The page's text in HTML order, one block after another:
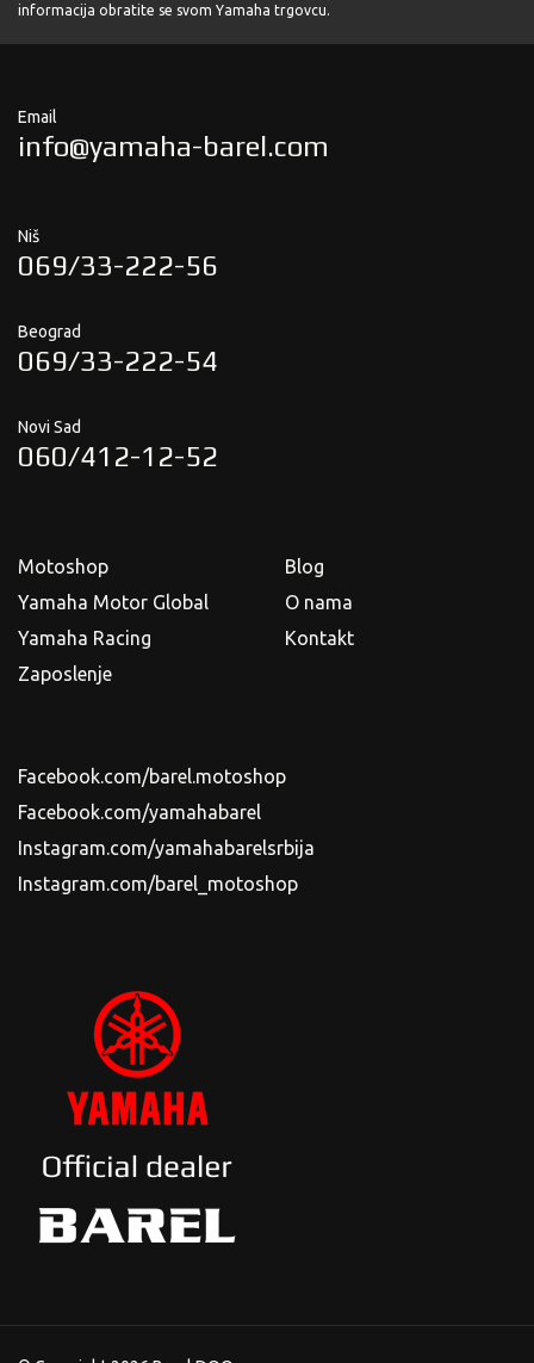
informacija obratite se svom Yamaha trgovcu.
Email
info@yamaha-barel.com
Niš
069/33-222-56
Beograd
069/33-222-54
Novi Sad
060/412-12-52
Motoshop
Yamaha Motor Global
Yamaha Racing
Zaposlenje
Blog
O nama
Kontakt
Facebook.com/barel.motoshop
Facebook.com/yamahabarel
Instagram.com/yamahabarelsrbija
Instagram.com/barel_motoshop